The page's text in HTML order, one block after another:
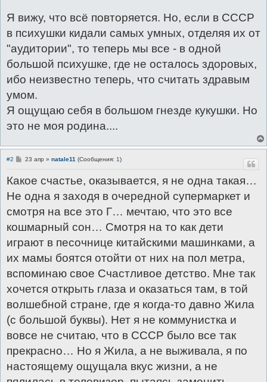
Я вижу, что всё повторяется. Но, если в СССР
в психушки кидали самых умных, отделяя их от
"аудитории", то теперь мы все - в одной
большой психушке, где не осталось здоровых,
ибо неизвестно теперь, что считать здравым
умом.
Я ощущаю себя в большом гнезде кукушки. Но
это не моя родина....
#2
С
б
е
н
и
е
23 апр » natale11 (Сообщения: 1)
Какое счастье, оказывается, я не одна такая…
Не одна я заходя в очередной супермаркет и
смотря на все это Г… мечтаю, что это все
кошмарный сон… Смотря на то как дети
играют в песочнице китайскими машинками, а
их мамы боятся отойти от них на пол метра,
вспоминаю свое Счастливое детство. Мне так
хочется открыть глаза и оказаться там, в той
волшебной стране, где я когда-то давно Жила
(с большой буквы). Нет я не коммунистка и
вовсе не считаю, что в СССР было все так
прекрасно… Но я Жила, а не выживала, я по
настоящему ощущала вкус жизни, а не